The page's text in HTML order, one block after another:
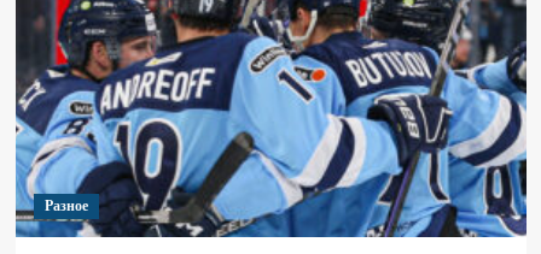
Разное